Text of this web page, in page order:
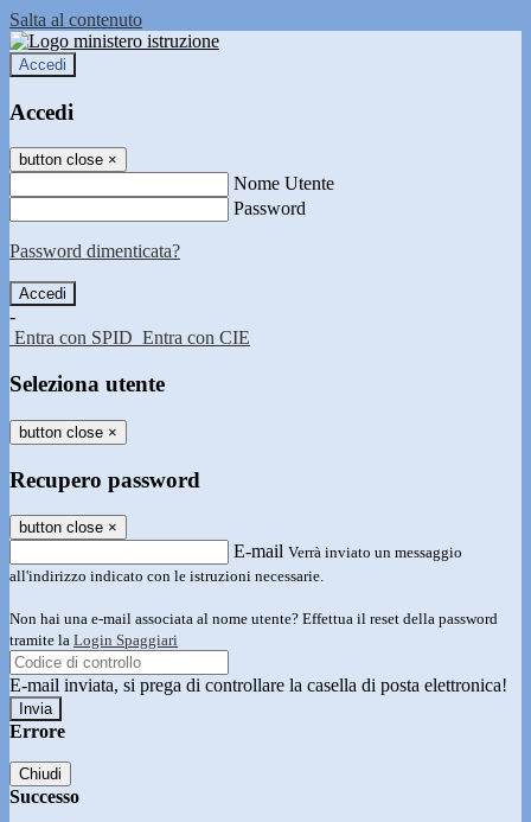
Salta al contenuto
Accedi
Accedi
button close ×
Nome Utente
Password
Password dimenticata?
-
Entra con SPID Entra con CIE
Seleziona utente
button close ×
Recupero password
button close ×
E-mail Verrà inviato un messaggio
all'indirizzo indicato con le istruzioni necessarie.
Non hai una e-mail associata al nome utente? Effettua il reset della password
tramite la Login Spaggiari
E-mail inviata, si prega di controllare la casella di posta elettronica!
Errore
Chiudi
Successo